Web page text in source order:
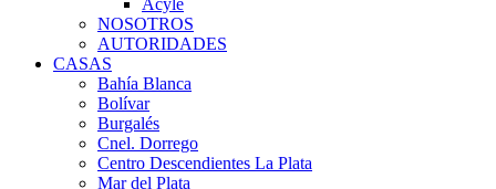
Acyle
NOSOTROS
AUTORIDADES
CASAS
Bahía Blanca
Bolívar
Burgalés
Cnel. Dorrego
Centro Descendientes La Plata
Mar del Plata